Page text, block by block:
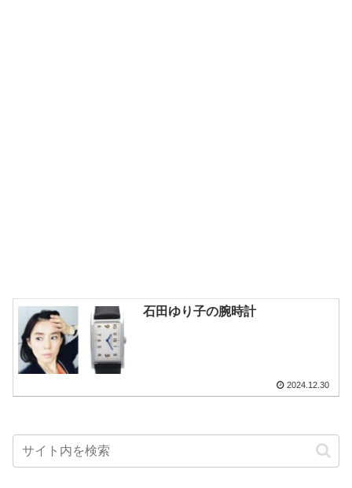
石田ゆり子の腕時計
2024.12.30